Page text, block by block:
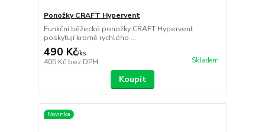
Ponožky CRAFT Hypervent
Funkční běžecké ponožky CRAFT Hypervent
poskytují kromě rychlého ...
490 Kč/ks
405 Kč bez DPH Skladem
Koupit
Novinka